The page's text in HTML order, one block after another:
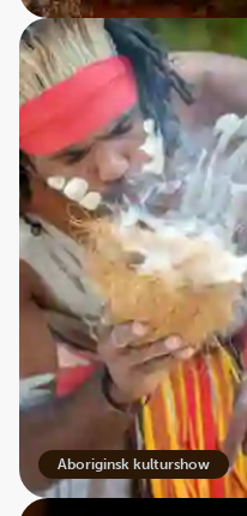
Aboriginsk kulturshow